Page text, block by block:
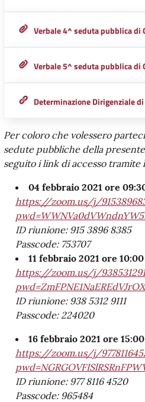
Verbale 4^ seduta pubblica di
Verbale 5^ seduta pubblica di
Determinazione Dirigenziale di
Per coloro che volessero
sedute pubbliche della
seguito i link di accesso tramite
04 febbraio 2021 ore
https://zoom.us/j/
ID riunione: 915 3896 8385
Passcode: 753707
11 febbraio 2021 ore 10:00
https://zoom.us/j/
ID riunione: 938 5312 9111
Passcode: 224020
16 febbraio 2021 ore 15:00
https://zoom.us/j/
ID riunione: 977 8116 4520
Passcode: 965484